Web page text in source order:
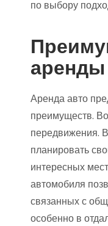
по выбору
Аренда авто
преимуществ.
передвижения.
планировать
интересных
автомобиля
связанных с
особенно в